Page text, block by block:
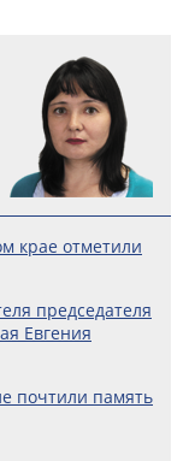
крае отметили
председателя
Евгения
почтили память